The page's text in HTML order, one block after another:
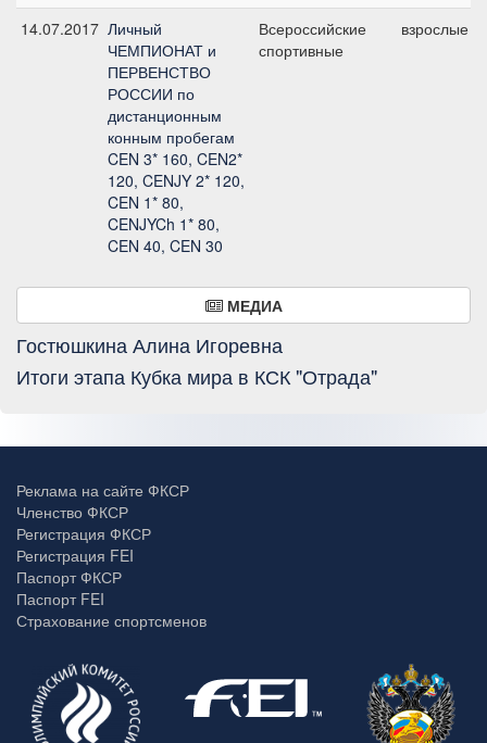
14.07.2017 Личный
ЧЕМПИОНАТ и
ПЕРВЕНСТВО
РОССИИ по
дистанционным
конным пробегам
CEN 3* 160, CEN2*
120, CENJY 2* 120,
CEN 1* 80,
CENJYCh 1* 80,
CEN 40, CEN 30
Всероссийские
спортивные
взрослые
МЕДИА
Гостюшкина Алина Игоревна
Итоги этапа Кубка мира в КСК "Отрада"
Реклама на сайте ФКСР
Членство ФКСР
Регистрация ФКСР
Регистрация FEI
Паспорт ФКСР
Паспорт FEI
Страхование спортсменов